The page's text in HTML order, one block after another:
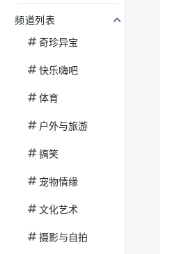
频道列表
奇珍异宝
快乐嗨吧
体育
户外与旅游
搞笑
宠物情缘
文化艺术
摄影与自拍